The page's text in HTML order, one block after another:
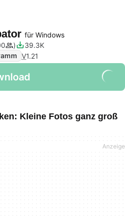
für Windows
39.3K
V1.21
Kleine Fotos ganz groß